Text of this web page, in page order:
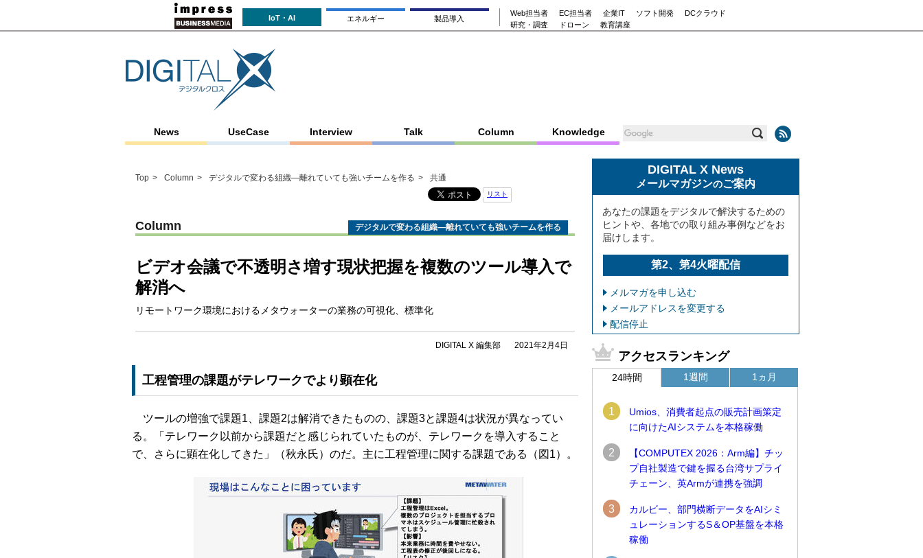
IoT・AI エネルギー 製品導入
Web担当者 EC担当者 企業IT ソフト開発
DCクラウド
研究・調査
ドローン 教育講座
News UseCase Interview Talk Column Knowledge
Top Column デジタルで変わる組織―離れていても強いチームを作る 共通
リスト
Column デジタルで変わる組織―離れていても強いチームを作る
ビデオ会議で不透明さ増す現状把握を複数のツール導入で
解消へ
リモートワーク環境におけるメタウォーターの業務の可視化、標準化
DIGITAL X 編集部 2021年2月4日
工程管理の課題がテレワークでより顕在化
ツールの増強で課題1、課題2は解消できたものの、課題3と課題4は状況が異なってい
る。「テレワーク以前から課題だと感じられていたものが、テレワークを導入すること
で、さらに顕在化してきた」（秋永氏）のだ。主に工程管理に関する課題である（図1）。
DIGITAL X News
メールマガジンのご案内
あなたの課題をデジタルで解決するための
ヒントや、各地での取り組み事例などをお
届けします。
第2、第4火曜配信
メルマガを申し込む
メールアドレスを変更する
配信停止
アクセスランキング
24時間
1
Umios、消費者起点の販売計画策定
に向けたAIシステムを本格稼働
2
【COMPUTEX 2026：Arm編】チッ
プ自社製造で鍵を握る台湾サプライ
チェーン、英Armが連携を強調
3
カルビー、部門横断データをAIシミ
ュレーションするS＆OP基盤を本格
稼働
1週間 1ヵ月